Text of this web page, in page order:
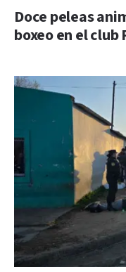
Doce peleas
boxeo en el club